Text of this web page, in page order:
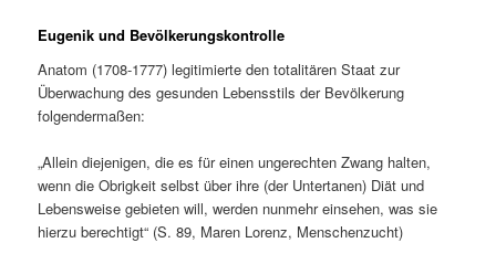
Eugenik und Bevölkerungskontrolle
Anatom (1708-1777) legitimierte den totalitären Staat zur
Überwachung des gesunden Lebensstils der Bevölkerung
folgendermaßen:
„Allein diejenigen, die es für einen ungerechten Zwang halten,
wenn die Obrigkeit selbst über ihre (der Untertanen) Diät und
Lebensweise gebieten will, werden nunmehr einsehen, was sie
hierzu berechtigt“ (S. 89, Maren Lorenz, Menschenzucht)